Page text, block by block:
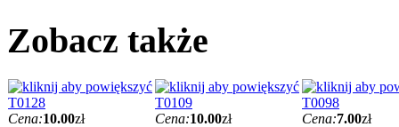
Zobacz także
T0128
Cena:10.00zł
T0109
Cena:10.00zł
T0098
Cena:7.00zł